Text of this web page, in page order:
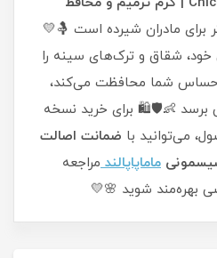
برای مادران شیرده است 🤱💛
شقاق و ترک‌های سینه را
حساس شما محافظت می‌کند،
برسد 👶🛡️🛍️ برای خرید نسخه
می‌توانید با ضمانت اصالت
ماماپاپالند مراجعه
بهره‌مند شوید 🌸💛